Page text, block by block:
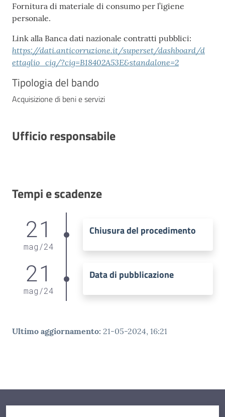
Fornitura di materiale di consumo per l’igiene
personale.
Link alla Banca dati nazionale contratti pubblici:
https://dati.anticorruzione.it/superset/dashboard/d
ettaglio_cig/?cig=B18402A53E&standalone=2
Tipologia del bando
Acquisizione di beni e servizi
Ufficio responsabile
Tempi e scadenze
21
mag /24
Chiusura del procedimento
21
mag /24
Data di pubblicazione
Ultimo aggiornamento: 21-05-2024, 16:21